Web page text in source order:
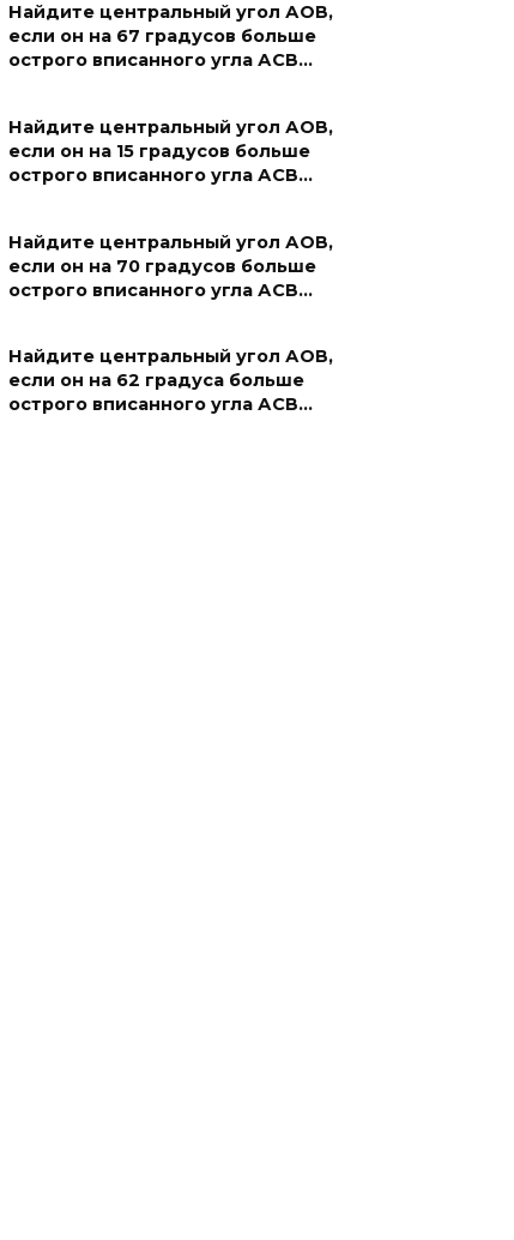
Найдите центральный угол АОВ,
если он на 67 градусов больше
острого вписанного угла АСВ…
Найдите центральный угол АОВ,
если он на 15 градусов больше
острого вписанного угла АСВ…
Найдите центральный угол АОВ,
если он на 70 градусов больше
острого вписанного угла АСВ…
Найдите центральный угол АОВ,
если он на 62 градуса больше
острого вписанного угла АСВ…